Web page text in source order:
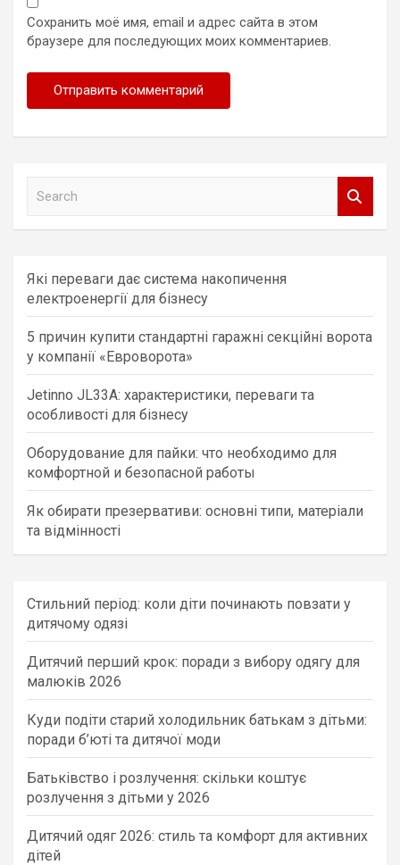
Сохранить моё имя, email и адрес сайта в этом
браузере для последующих моих комментариев.
h
Які переваги дає система накопичення
електроенергії для бізнесу
5 причин купити стандартні гаражні секційні ворота
у компанії «Евроворота»
Jetinno JL33A: характеристики, переваги та
особливості для бізнесу
Оборудование для пайки: что необходимо для
комфортной и безопасной работы
Як обирати презервативи: основні типи, матеріали
та відмінності
Стильний період: коли діти починають повзати у
дитячому одязі
Дитячий перший крок: поради з вибору одягу для
малюків 2026
Куди подіти старий холодильник батькам з дітьми:
поради б’юті та дитячої моди
Батьківство і розлучення: скільки коштує
розлучення з дітьми у 2026
Дитячий одяг 2026: стиль та комфорт для активних
дітей